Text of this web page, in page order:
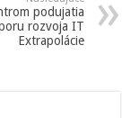
podujatia
rozvoja IT
Extrapolácie